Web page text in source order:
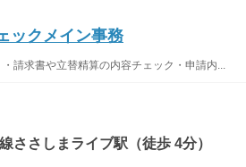
ックメイン事務
請求書や立替精算の内容チェック・申請内...
ささしまライブ駅（徒歩 4分）